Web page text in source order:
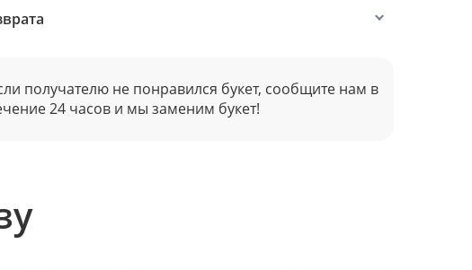
получателю не понравился букет, сообщите нам в
24 часов и мы заменим букет!